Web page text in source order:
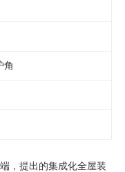
角
，提出的集成化全屋装